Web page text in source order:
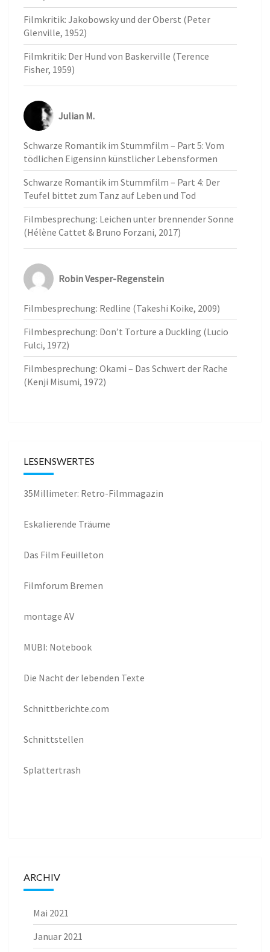
Filmkritik: Jakobowsky und der Oberst (Peter
Glenville, 1952)
Filmkritik: Der Hund von Baskerville (Terence
Fisher, 1959)
Julian M.
Schwarze Romantik im Stummfilm – Part 5: Vom
tödlichen Eigensinn künstlicher Lebensformen
Schwarze Romantik im Stummfilm – Part 4: Der
Teufel bittet zum Tanz auf Leben und Tod
Filmbesprechung: Leichen unter brennender Sonne
(Hélène Cattet & Bruno Forzani, 2017)
Robin Vesper-Regenstein
Filmbesprechung: Redline (Takeshi Koike, 2009)
Filmbesprechung: Don’t Torture a Duckling (Lucio
Fulci, 1972)
Filmbesprechung: Okami – Das Schwert der Rache
(Kenji Misumi, 1972)
LESENSWERTES
35Millimeter: Retro-Filmmagazin
Eskalierende Träume
Das Film Feuilleton
Filmforum Bremen
montage AV
MUBI: Notebook
Die Nacht der lebenden Texte
Schnittberichte.com
Schnittstellen
Splattertrash
ARCHIV
Mai 2021
Januar 2021